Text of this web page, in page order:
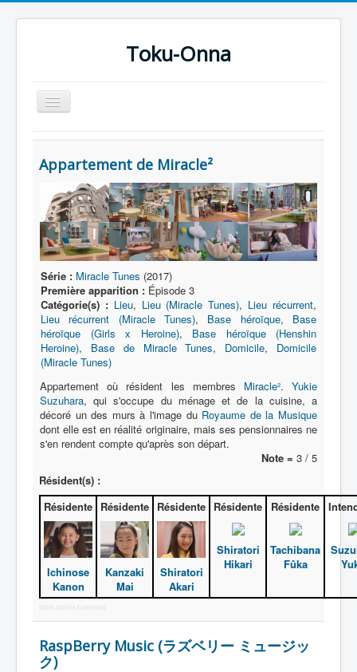
Toku-Onna
Basculer
la
Accueil
Toku-Actrices
Toku-Critiques
Séries
Films
COSAA
Dessins
Artiste Asperger
Lexique
Idol senshi Miracle Tunes ! (アイ
ドル 戦士 ミラクル ちゅーんず !) =
Idoles guerrières Miracle Tunes !
Véhicules
Objets
Lieux
Épisodes
Références
Appartement de Miracle²
Série : Miracle Tunes (2017)
Première apparition : Épisode 3
Catégorie(s) : Lieu, Lieu (Miracle Tunes), Lieu récurrent,
Lieu récurrent (Miracle Tunes), Base héroïque, Base
héroïque (Girls x Heroine), Base héroïque (Henshin
Heroine), Base de Miracle Tunes, Domicile, Domicile
(Miracle Tunes)
Appartement où résident les membres Miracle².Yukie
Suzuhara, qui s'occupe du ménage et de la cuisine, a
décoré un des murs à l'image du Royaume de la Musique
dont elle est en réalité originaire, mais ses pensionnaires ne
s'en rendent compte qu'après son départ.
Note = 3 / 5
Résident(s) :
Résidente
Ichinose
Kanon
Résidente
Kanzaki
Mai
Résidente
Shiratori
Akari
Résidente
Shiratori
Hikari
Résidente
Tachibana
Fûka
More Joomla Extensions
RaspBerry Music (ラズベリー ミュージッ
ク)